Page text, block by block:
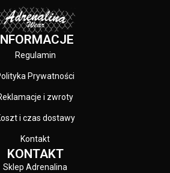
przednia kieszeń typu kangurka -
wysokiej jakości nieścieralne
nadruki wykonane specjalistyczną
technologią sitodruku - skład
materiału: 80% bawełna / 20%
Regulamin
Prywatności
i zwroty
i czas dostawy
Kontakt
KONTAKT
Sklep Adrenalina